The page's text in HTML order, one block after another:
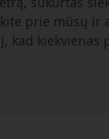
prie mūsų ir
kad kiekvienas